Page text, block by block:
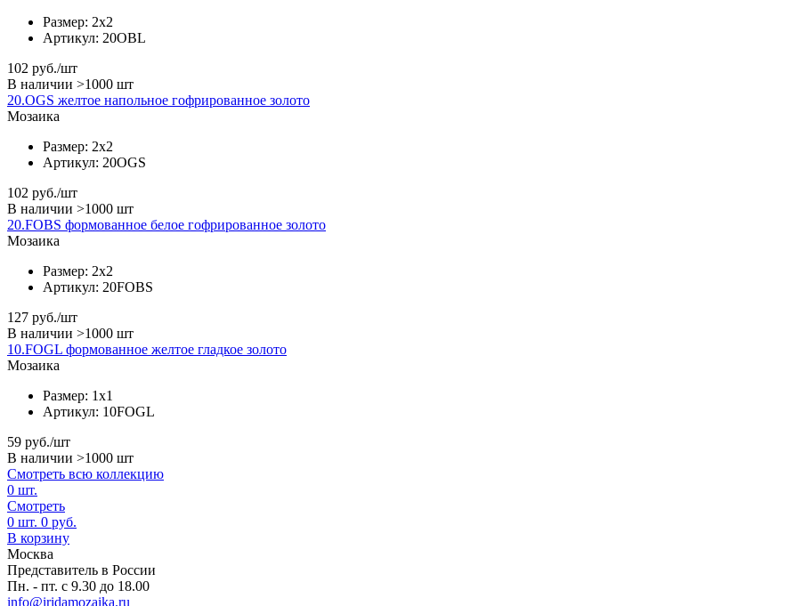
Размер: 2x2
Артикул: 20OBL
102 руб./шт
В наличии >1000 шт
20.OGS желтое напольное гофрированное золото
Мозаика
Размер: 2x2
Артикул: 20OGS
102 руб./шт
В наличии >1000 шт
20.FOBS формованное белое гофрированное золото
Мозаика
Размер: 2x2
Артикул: 20FOBS
127 руб./шт
В наличии >1000 шт
10.FOGL формованное желтое гладкое золото
Мозаика
Размер: 1x1
Артикул: 10FOGL
59 руб./шт
В наличии >1000 шт
Смотреть всю коллекцию
0 шт.
Смотреть
0 шт. 0 руб.
В корзину
Москва
Представитель в России
Пн. - пт. с 9.30 до 18.00
info@iridamozaika.ru